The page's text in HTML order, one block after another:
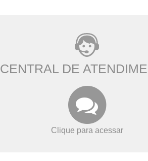
CENTRAL DE
Clique para acessar